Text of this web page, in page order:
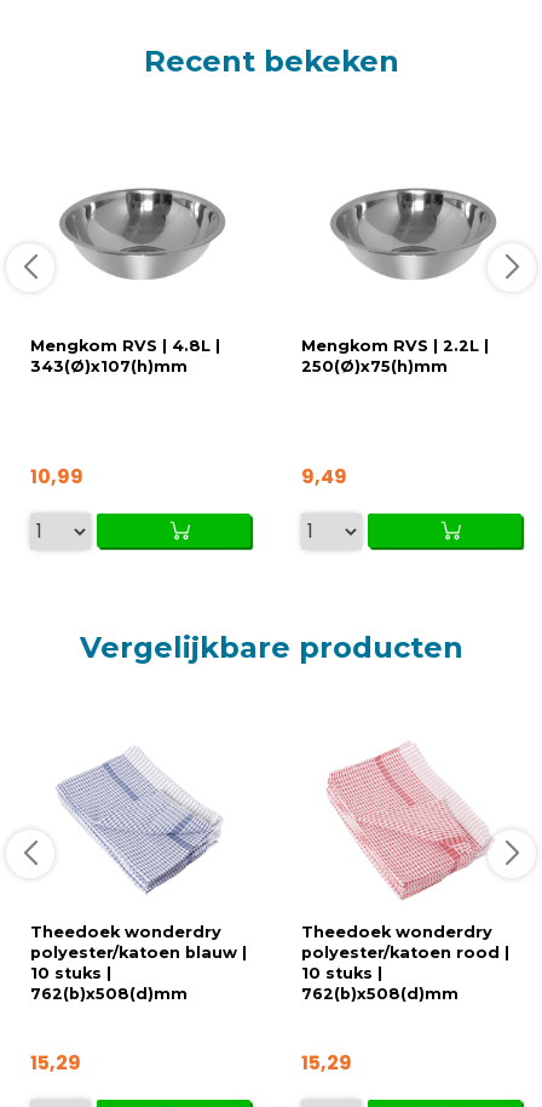
Recent bekeken
Mengkom RVS | 4.8L |
343(Ø)x107(h)mm
10,99
Mengkom RVS | 2.2L |
250(Ø)x75(h)mm
9,49
Vergelijkbare producten
Theedoek wonderdry
polyester/katoen blauw |
10 stuks |
762(b)x508(d)mm
15,29
Theedoek wonderdry
polyester/katoen rood |
10 stuks |
762(b)x508(d)mm
15,29